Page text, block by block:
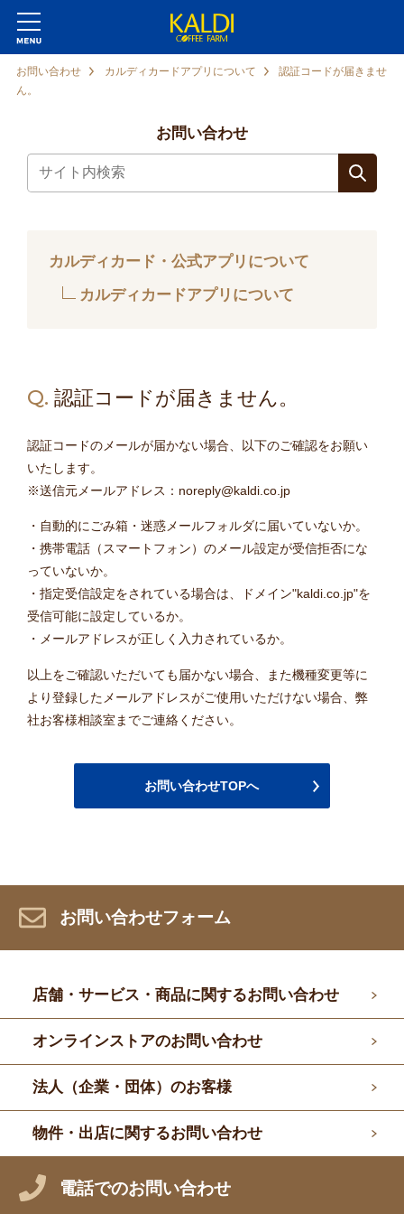
お問い合わせ カルディカードアプリについて
認証コードが届きませ
ん。
お問い合わせ
カルディカード・公式アプリについて
カルディカードアプリについて
Q. 認証コードが届きません。
認証コードのメールが届かない場合、以下のご確認をお願い
いたします。
※送信元メールアドレス：noreply@kaldi.co.jp
・自動的にごみ箱・迷惑メールフォルダに届いていないか。
・携帯電話（スマートフォン）のメール設定が受信拒否にな
っていないか。
・指定受信設定をされている場合は、ドメイン"kaldi.co.jp"を
受信可能に設定しているか。
・メールアドレスが正しく入力されているか。
以上をご確認いただいても届かない場合、また機種変更等に
より登録したメールアドレスがご使用いただけない場合、弊
社お客様相談室までご連絡ください。
お問い合わせTOPへ
お問い合わせフォーム
店舗・サービス・商品に関するお問い合わせ
オンラインストアのお問い合わせ
法人（企業・団体）のお客様
物件・出店に関するお問い合わせ
電話でのお問い合わせ